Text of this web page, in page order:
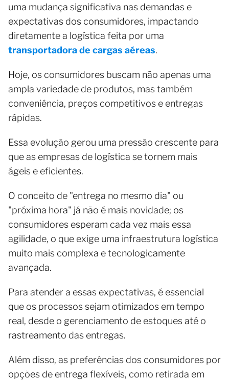
uma mudança significativa nas demandas e
expectativas dos consumidores, impactando
diretamente a logística feita por uma
transportadora de cargas aéreas.
Hoje, os consumidores buscam não apenas uma
ampla variedade de produtos, mas também
conveniência, preços competitivos e entregas
rápidas.
Essa evolução gerou uma pressão crescente para
que as empresas de logística se tornem mais
ágeis e eficientes.
O conceito de "entrega no mesmo dia" ou
"próxima hora" já não é mais novidade; os
consumidores esperam cada vez mais essa
agilidade, o que exige uma infraestrutura logística
muito mais complexa e tecnologicamente
avançada.
Para atender a essas expectativas, é essencial
que os processos sejam otimizados em tempo
real, desde o gerenciamento de estoques até o
rastreamento das entregas.
Além disso, as preferências dos consumidores por
opções de entrega flexíveis, como retirada em